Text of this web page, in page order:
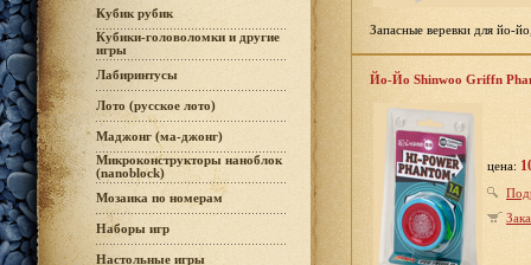
Кубик рубик
Кубики-головоломки и другие
игры
Лабиринтусы
Лото (русское лото)
Маджонг (ма-джонг)
Микроконструкторы наноблок
(nanoblock)
Мозаика по номерам
Наборы игр
Настольные игры
Запасные веревки для йо-
Йо-Йо Shinwoo Griffn
цена: